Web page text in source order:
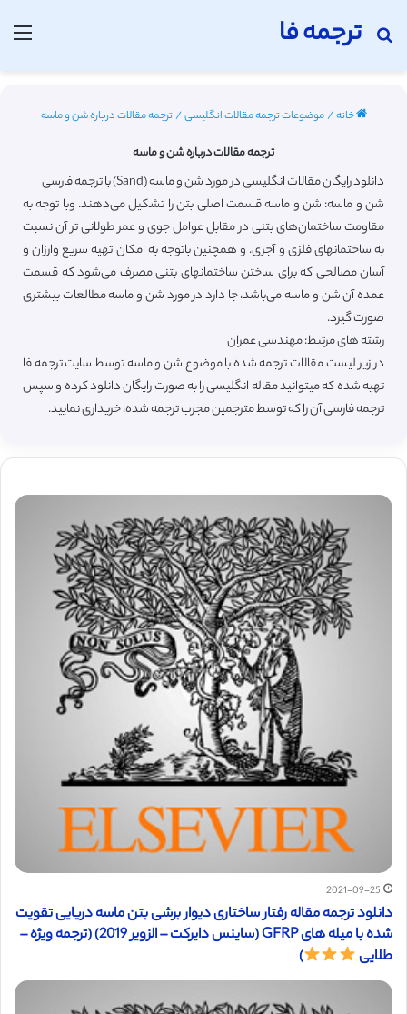
ترجمه فا
جستجو برای
خانه/موضوعات ترجمه مقالات انگلیسی/ترجمه مقالات درباره شن و ماسه
ترجمه مقالات درباره شن و ماسه
دانلود رایگان مقالات انگلیسی در مورد شن و ماسه (Sand) با ترجمه فارسی
شن و ماسه: شن و ماسه قسمت اصلی بتن را تشکیل می‌دهند. وبا توجه به
مقاومت ساختمان‌های بتنی در مقابل عوامل جوی و عمر طولانی تر آن نسبت
به ساختمانهای فلزی و آجری. و همچنین باتوجه به امکان تهیه سریع وارزان و
آسان مصالحی که برای ساختن ساختمانهای بتنی مصرف می‌شود که قسمت
عمده آن شن و ماسه می‌باشد، جا دارد در مورد شن و ماسه مطالعات بیشتری
صورت گیرد.
رشته های مرتبط: مهندسی عمران
در زیر لیست مقالات ترجمه شده با موضوع شن و ماسه توسط سایت ترجمه فا
تهیه شده که میتوانید مقاله انگلیسی را به صورت رایگان دانلود کرده و سپس
ترجمه فارسی آن را که توسط مترجمین مجرب ترجمه شده، خریداری نمایید.
2021-09-25
دانلود ترجمه مقاله رفتار ساختاری دیوار برشی بتن ماسه دریایی تقویت
شده با میله های GFRP (ساینس دایرکت – الزویر 2019) (ترجمه ویژه –
طلایی
)